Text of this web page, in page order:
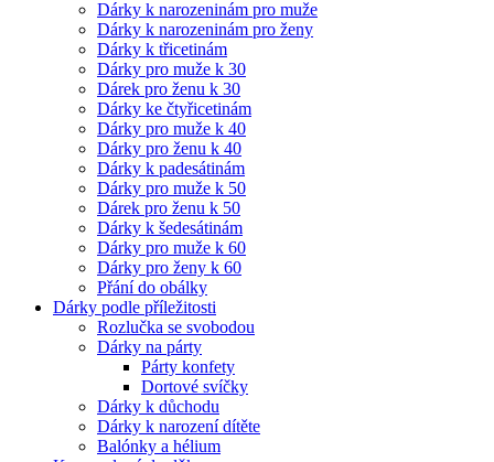
Dárky k narozeninám pro muže
Dárky k narozeninám pro ženy
Dárky k třicetinám
Dárky pro muže k 30
Dárek pro ženu k 30
Dárky ke čtyřicetinám
Dárky pro muže k 40
Dárky pro ženu k 40
Dárky k padesátinám
Dárky pro muže k 50
Dárek pro ženu k 50
Dárky k šedesátinám
Dárky pro muže k 60
Dárky pro ženy k 60
Přání do obálky
Dárky podle příležitosti
Rozlučka se svobodou
Dárky na párty
Párty konfety
Dortové svíčky
Dárky k důchodu
Dárky k narození dítěte
Balónky a hélium